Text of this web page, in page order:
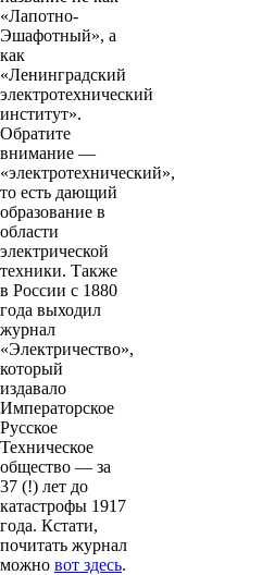
«Лапотно-
Эшафотный», а
как
«Ленинградский
электротехнический
институт».
Обратите
внимание —
«электротехнический»,
то есть дающий
образование в
области
электрической
техники. Также
в России с 1880
года выходил
журнал
«Электричество»,
который
издавало
Императорское
Русское
Техническое
общество — за
37 (!) лет до
катастрофы 1917
года. Кстати,
почитать журнал
можно вот здесь.